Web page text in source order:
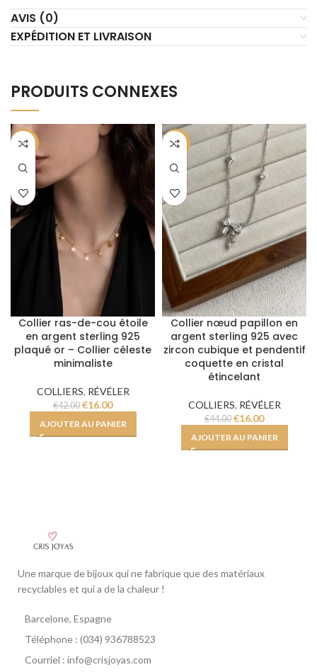
AVIS (0)
EXPÉDITION ET LIVRAISON
PRODUITS CONNEXES
-62%
Collier ras-de-cou étoile
en argent sterling 925
plaqué or – Collier céleste
minimaliste
COLLIERS, RÉVÉLER
€42.00 €16.00
AJOUTER AU PANIER
-64%
Collier nœud papillon en
argent sterling 925 avec
zircon cubique et pendentif
coquette en cristal
étincelant
COLLIERS, RÉVÉLER
€44.00 €16.00
AJOUTER AU PANIER
Une marque de bijoux qui ne fabrique que des matériaux
recyclables et qui a de la chaleur !
Barcelone, Espagne
Téléphone : (034) 936788523
Courriel : info@crisjoyas.com